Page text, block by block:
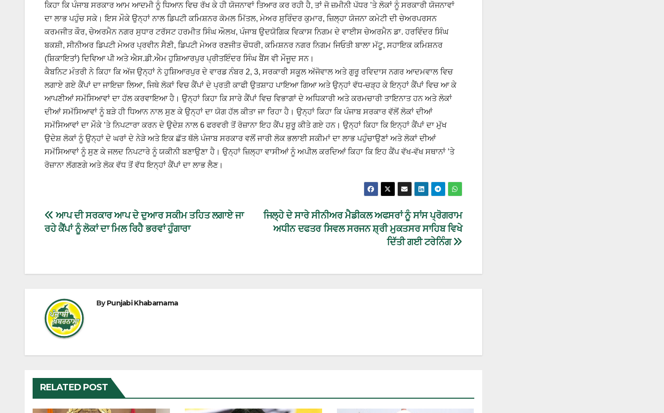
ਕਿਹਾ ਕਿ ਪੰਜਾਬ ਸਰਕਾਰ ਆਮ ਆਦਮੀ ਨੂੰ ਧਿਆਨ ਵਿਚ ਰੱਖ ਕੇ ਹੀ ਯੋਜਨਾਵਾਂ ਤਿਆਰ ਕਰ ਰਹੀ ਹੈ, ਤਾਂ ਜੋ ਜ਼ਮੀਨੀ ਪੱਧਰ ’ਤੇ ਲੋਕਾਂ ਨੂੰ ਸਰਕਾਰੀ ਯੋਜਨਾਵਾਂ
ਦਾ ਲਾਭ ਪਹੁੰਚ ਸਕੇ। ਇਸ ਮੌਕੇ ਉਨ੍ਹਾਂ ਨਾਲ ਡਿਪਟੀ ਕਮਿਸ਼ਨਰ ਕੋਮਲ ਮਿੱਤਲ, ਮੇਅਰ ਸੁਰਿੰਦਰ ਕੁਮਾਰ, ਜ਼ਿਲ੍ਹਾ ਯੋਜਨਾ ਕਮੇਟੀ ਦੀ ਚੇਅਰਪਰਸਨ
ਕਰਮਜੀਤ ਕੌਰ, ਚੇਅਰਮੈਨ ਨਗਰ ਸੁਧਾਰ ਟਰੱਸਟ ਹਰਮੀਤ ਸਿੰਘ ਔਲਖ, ਪੰਜਾਬ ਉਦਯੋਗਿਕ ਵਿਕਾਸ ਨਿਗਮ ਦੇ ਵਾਈਸ ਚੇਅਰਮੈਨ ਡਾ. ਹਰਵਿੰਦਰ ਸਿੰਘ
ਬਕਸ਼ੀ, ਸੀਨੀਅਰ ਡਿਪਟੀ ਮੇਅਰ ਪ੍ਰਵੀਨ ਸੈਣੀ, ਡਿਪਟੀ ਮੇਅਰ ਰਣਜੀਤ ਚੌਧਰੀ, ਕਮਿਸ਼ਨਰ ਨਗਰ ਨਿਗਮ ਜਿਓਤੀ ਬਾਲਾ ਮੱਟੂ, ਸਹਾਇਕ ਕਮਿਸ਼ਨਰ
(ਸ਼ਿਕਾਇਤਾਂ) ਦਿਵਿਆ ਪੀ ਅਤੇ ਐਸ.ਡੀ.ਐਮ ਹੁਸ਼ਿਆਰਪੁਰ ਪ੍ਰੀਤਇੰਦਰ ਸਿੰਘ ਬੈਂਸ ਵੀ ਮੌਜੂਦ ਸਨ।
ਕੈਬਨਿਟ ਮੰਤਰੀ ਨੇ ਕਿਹਾ ਕਿ ਅੱਜ ਉਨ੍ਹਾਂ ਨੇ ਹੁਸ਼ਿਆਰਪੁਰ ਦੇ ਵਾਰਡ ਨੰਬਰ 2, 3, ਸਰਕਾਰੀ ਸਕੂਲ ਅੱਜੋਵਾਲ ਅਤੇ ਗੁਰੂ ਰਵਿਦਾਸ ਨਗਰ ਆਦਮਵਾਲ ਵਿਚ
ਲਗਾਏ ਗਏ ਕੈਂਪਾਂ ਦਾ ਜਾਇਜ਼ਾ ਲਿਆ, ਜਿਥੇ ਲੋਕਾਂ ਵਿਚ ਕੈਂਪਾਂ ਦੇ ਪ੍ਰਤੀ ਕਾਫੀ ਉਤਸ਼ਾਹ ਪਾਇਆ ਗਿਆ ਅਤੇ ਉਨ੍ਹਾਂ ਵੱਧ-ਚੜ੍ਹ ਕੇ ਇਨ੍ਹਾਂ ਕੈਂਪਾਂ ਵਿਚ ਆ ਕੇ
ਆਪਣੀਆਂ ਸਮੱਸਿਆਵਾਂ ਦਾ ਹੱਲ ਕਰਵਾਇਆ ਹੈ। ਉਨ੍ਹਾਂ ਕਿਹਾ ਕਿ ਸਾਰੇ ਕੈਂਪਾਂ ਵਿਚ ਵਿਭਾਗਾਂ ਦੇ ਅਧਿਕਾਰੀ ਅਤੇ ਕਰਮਚਾਰੀ ਤਾਇਨਾਤ ਹਨ ਅਤੇ ਲੋਕਾਂ
ਦੀਆਂ ਸਮੱਸਿਆਵਾਂ ਨੂੰ ਬੜੇ ਹੀ ਧਿਆਨ ਨਾਲ ਸੁਣ ਕੇ ਉਨ੍ਹਾਂ ਦਾ ਯੋਗ ਹੱਲ ਕੀਤਾ ਜਾ ਰਿਹਾ ਹੈ। ਉਨ੍ਹਾਂ ਕਿਹਾ ਕਿ ਪੰਜਾਬ ਸਰਕਾਰ ਵੱਲੋਂ ਲੋਕਾਂ ਦੀਆਂ
ਸਮੱਸਿਆਵਾਂ ਦਾ ਮੌਕੇ ’ਤੇ ਨਿਪਟਾਰਾ ਕਰਨ ਦੇ ਉਦੇਸ਼ ਨਾਲ 6 ਫਰਵਰੀ ਤੋਂ ਰੋਜ਼ਾਨਾ ਇਹ ਕੈਂਪ ਸ਼ੁਰੂ ਕੀਤੇ ਗਏ ਹਨ। ਉਨ੍ਹਾਂ ਕਿਹਾ ਕਿ ਇਨ੍ਹਾਂ ਕੈਂਪਾਂ ਦਾ ਮੁੱਖ
ਉਦੇਸ਼ ਲੋਕਾਂ ਨੂੰ ਉਨ੍ਹਾਂ ਦੇ ਘਰਾਂ ਦੇ ਨੇੜੇ ਅਤੇ ਇਕ ਛੱਤ ਥੱਲੇ ਪੰਜਾਬ ਸਰਕਾਰ ਵਲੋਂ ਜਾਰੀ ਲੋਕ ਭਲਾਈ ਸਕੀਮਾਂ ਦਾ ਲਾਭ ਪਹੁੰਚਾਉਣਾਂ ਅਤੇ ਲੋਕਾਂ ਦੀਆਂ
ਸਮੱਸਿਆਵਾਂ ਨੂੰ ਸੁਣ ਕੇ ਜਲਦ ਨਿਪਟਾਰੇ ਨੂੰ ਯਕੀਨੀ ਬਣਾਉਣਾ ਹੈ। ਉਨ੍ਹਾਂ ਜ਼ਿਲ੍ਹਾ ਵਾਸੀਆਂ ਨੂੰ ਅਪੀਲ ਕਰਦਿਆਂ ਕਿਹਾ ਕਿ ਇਹ ਕੈਂਪ ਵੱਖ-ਵੱਖ ਸਥਾਨਾਂ ’ਤੇ
ਰੋਜ਼ਾਨਾ ਲੱਗਣਗੇ ਅਤੇ ਲੋਕ ਵੱਧ ਤੋਂ ਵੱਧ ਇਨ੍ਹਾਂ ਕੈਂਪਾਂ ਦਾ ਲਾਭ ਲੈਣ।
ਜਿਲ੍ਹੇ ਦੇ ਸਾਰੇ ਸੀਨੀਅਰ ਮੈਡੀਕਲ ਅਫਸਰਾਂ ਨੂੰ ਸਾਂਸ ਪ੍ਰੋਗਰਾਮ
ਅਧੀਨ ਦਫਤਰ ਸਿਵਲ ਸਰਜਨ ਸ਼੍ਰੀ ਮੁਕਤਸਰ ਸਾਹਿਬ ਵਿਖੇ
ਦਿੱਤੀ ਗਈ ਟਰੇਨਿੰਗ
ਆਪ ਦੀ ਸਰਕਾਰ ਆਪ ਦੇ ਦੁਆਰ ਸਕੀਮ ਤਹਿਤ ਲਗਾਏ ਜਾ
ਰਹੇ ਕੈਂਪਾਂ ਨੂੰ ਲੋਕਾਂ ਦਾ ਮਿਲ ਰਿਹੈ ਭਰਵਾਂ ਹੁੰਗਾਰਾ
ByPunjabi Khabarnama
RELATED POST